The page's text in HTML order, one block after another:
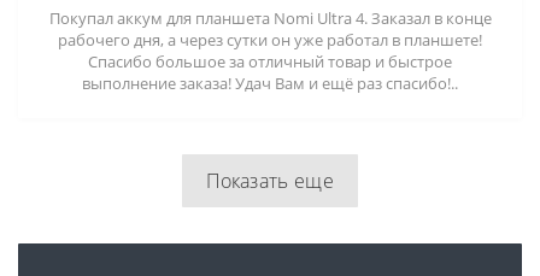
Покупал аккум для планшета Nomi Ultra 4. Заказал в конце
рабочего дня, а через сутки он уже работал в планшете!
Спасибо большое за отличный товар и быстрое
выполнение заказа! Удач Вам и ещё раз спасибо!..
Показать еще